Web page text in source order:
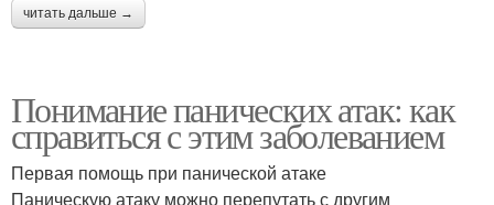
читать дальше →
Понимание панических атак: как
справиться с этим заболеванием
Первая помощь при панической атаке
Паническую атаку можно перепутать с другим